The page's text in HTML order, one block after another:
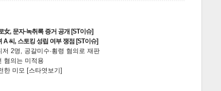
, 문자·녹취록 증거 공개 [ST이슈]
씨, 스토킹 성립 여부 쟁점 [ST이슈]
2명, 공갈미수·횡령 혐의로 재판
혐의는 미적용
한 미모 [스타엿보기]